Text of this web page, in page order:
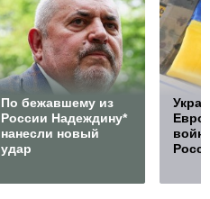
По бежавшему из
России Надеждину*
нанесли новый
удар